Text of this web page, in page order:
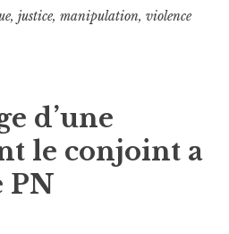
, justice, manipulation, violence
d’une
le conjoint a
PN